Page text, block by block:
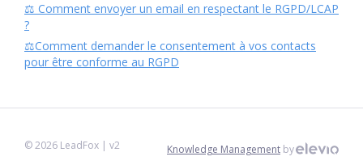
⚖️ Comment envoyer un email en respectant le RGPD/LCAP
?
⚖️Comment demander le consentement à vos contacts
pour être conforme au RGPD
©2026 LeadFox | v2 Knowledge Management by